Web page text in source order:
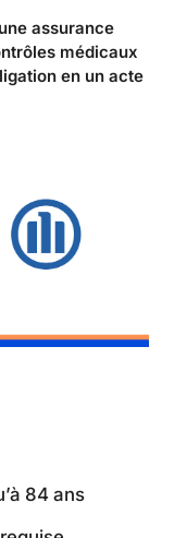
assurance
médicaux
en un acte
84 ans